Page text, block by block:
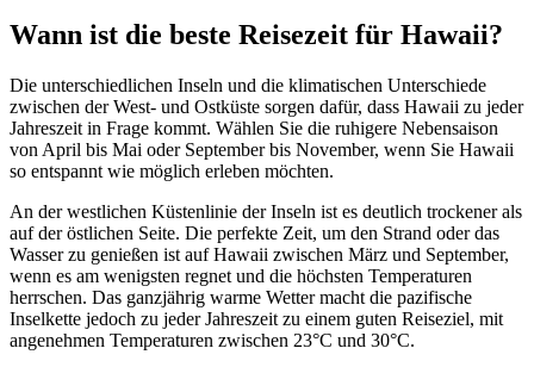
Wann ist die beste Reisezeit für Hawaii?
Die unterschiedlichen Inseln und die klimatischen Unterschiede
zwischen der West- und Ostküste sorgen dafür, dass Hawaii zu jeder
Jahreszeit in Frage kommt. Wählen Sie die ruhigere Nebensaison
von April bis Mai oder September bis November, wenn Sie Hawaii
so entspannt wie möglich erleben möchten.
An der westlichen Küstenlinie der Inseln ist es deutlich trockener als
auf der östlichen Seite. Die perfekte Zeit, um den Strand oder das
Wasser zu genießen ist auf Hawaii zwischen März und September,
wenn es am wenigsten regnet und die höchsten Temperaturen
herrschen. Das ganzjährig warme Wetter macht die pazifische
Inselkette jedoch zu jeder Jahreszeit zu einem guten Reiseziel, mit
angenehmen Temperaturen zwischen 23°C und 30°C.